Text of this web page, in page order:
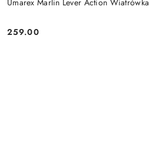
Cena:
259.00